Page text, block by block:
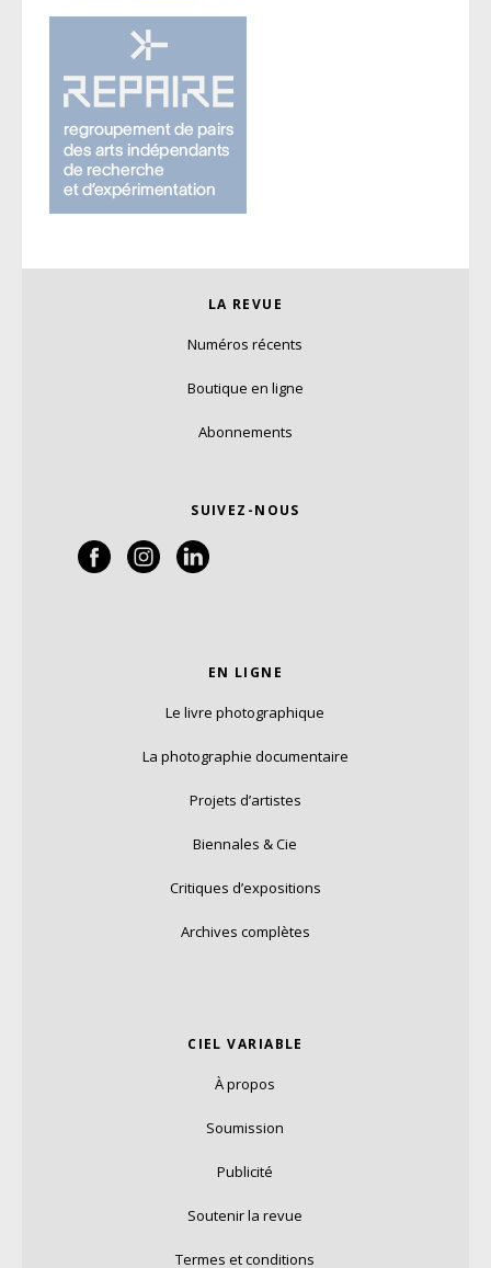
LA REVUE
Numéros récents
Boutique en ligne
Abonnements
SUIVEZ-NOUS
EN LIGNE
Le livre photographique
La photographie documentaire
Projets d’artistes
Biennales & Cie
Critiques d’expositions
Archives complètes
CIEL VARIABLE
À propos
Soumission
Publicité
Soutenir la revue
Termes et conditions